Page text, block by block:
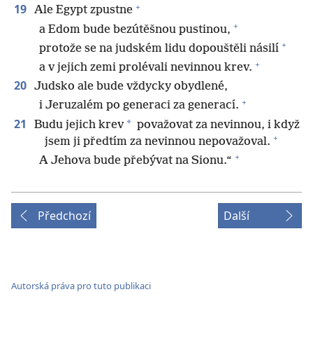
19 Ale Egypt zpustne +
a Edom bude bezútěšnou pustinou, +
protože se na judském lidu dopouštěli násilí +
a v jejich zemi prolévali nevinnou krev. +
20 Judsko ale bude vždycky obydlené,
i Jeruzalém po generaci za generací. +
21 Budu jejich krev * považovat za nevinnou, i když
jsem ji předtím za nevinnou nepovažoval. +
A Jehova bude přebývat na Sionu.“ +
Předchozí Další
Autorská práva pro tuto publikaci